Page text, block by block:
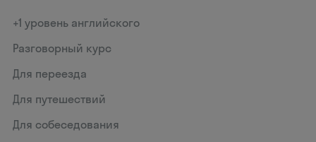
+1 уровень английского
Разговорный курс
Для переезда
Для путешествий
Для собеседования